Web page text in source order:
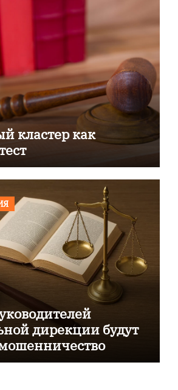
кластер как
дирекции будут